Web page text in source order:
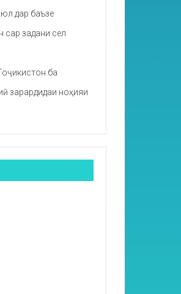
дар баъзе
сар задани сел
ба
зарардидаи ноҳияи